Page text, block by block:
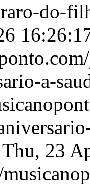
do-
a-
Thu, 23